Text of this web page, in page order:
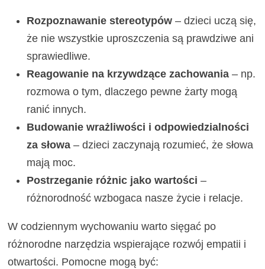
Rozpoznawanie stereotypów – dzieci uczą się,
że nie wszystkie uproszczenia są prawdziwe ani
sprawiedliwe.
Reagowanie na krzywdzące zachowania – np.
rozmowa o tym, dlaczego pewne żarty mogą
ranić innych.
Budowanie wrażliwości i odpowiedzialności
za słowa – dzieci zaczynają rozumieć, że słowa
mają moc.
Postrzeganie różnic jako wartości –
różnorodność wzbogaca nasze życie i relacje.
W codziennym wychowaniu warto sięgać po
różnorodne narzędzia wspierające rozwój empatii i
otwartości. Pomocne mogą być: